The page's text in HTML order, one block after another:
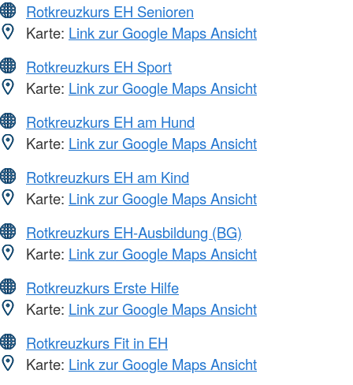
Rotkreuzkurs EH Senioren
Karte: Link zur Google Maps Ansicht
Rotkreuzkurs EH Sport
Karte: Link zur Google Maps Ansicht
Rotkreuzkurs EH am Hund
Karte: Link zur Google Maps Ansicht
Rotkreuzkurs EH am Kind
Karte: Link zur Google Maps Ansicht
Rotkreuzkurs EH-Ausbildung (BG)
Karte: Link zur Google Maps Ansicht
Rotkreuzkurs Erste Hilfe
Karte: Link zur Google Maps Ansicht
Rotkreuzkurs Fit in EH
Karte: Link zur Google Maps Ansicht